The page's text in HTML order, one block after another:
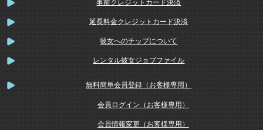
事前クレジットカード決済
延長料金クレジットカード決済
彼女へのチップについて
レンタル彼女ジョブファイル
無料簡単会員登録（お客様専用）
会員ログイン（お客様専用）
会員情報変更（お客様専用）